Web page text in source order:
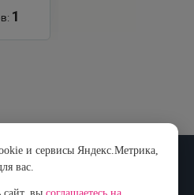
1
и сервисы Яндекс.Метрика,
вас.